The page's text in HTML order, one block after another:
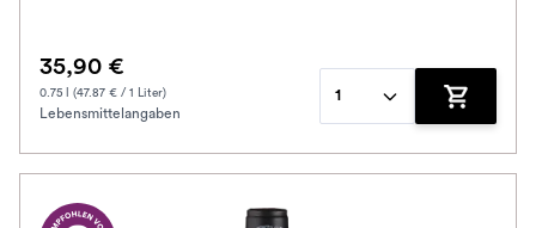
35,90 €
0.75 l (47.87 € / 1 Liter)
Lebensmittelangaben
1
Zum